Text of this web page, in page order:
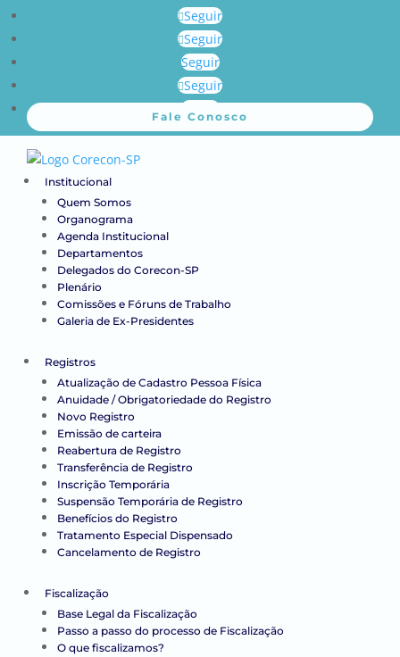
Seguir
Seguir
Seguir
Seguir
Seguir
Fale Conosco
Institucional
Quem Somos
Organograma
Agenda Institucional
Departamentos
Delegados do Corecon-SP
Plenário
Comissões e Fóruns de Trabalho
Galeria de Ex-Presidentes
Registros
Atualização de Cadastro Pessoa Física
Anuidade / Obrigatoriedade do Registro
Novo Registro
Emissão de carteira
Reabertura de Registro
Transferência de Registro
Inscrição Temporária
Suspensão Temporária de Registro
Benefícios do Registro
Tratamento Especial Dispensado
Cancelamento de Registro
Fiscalização
Base Legal da Fiscalização
Passo a passo do processo de Fiscalização
O que fiscalizamos?